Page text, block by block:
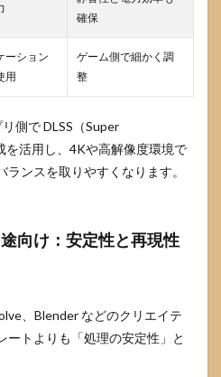
確保
ーション
用
ゲーム側で細かく調
整
側で DLSS（Super
を活用し、4Kや高解像度環境で
ンスを取りやすくなります。
向け：安定性と再現性
、Blender などのクリエイテ
ートよりも「処理の安定性」と